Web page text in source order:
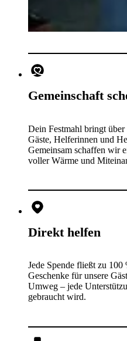
Gemeinschaft
Dein Festmahl bringt
Gäste, Helferinnen und
Gemeinsam schaffen wir
voller Wärme und
Direkt helfen
Jede Spende fließt zu 100
Geschenke für unsere
Umweg – jede
gebraucht wird.